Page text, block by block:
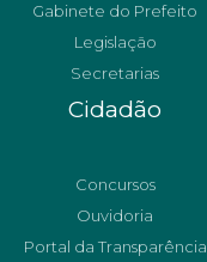
Gabinete do Prefeito
Legislação
Secretarias
Cidadão
Concursos
Ouvidoria
Portal da Transparência